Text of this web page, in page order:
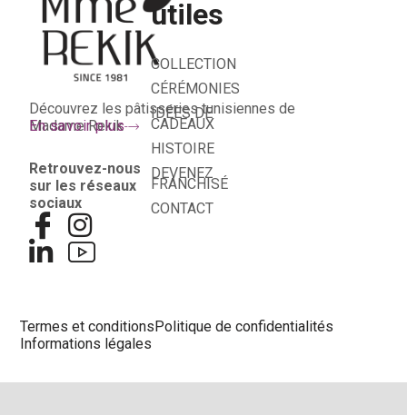
Découvrez les pâtisseries tunisiennes de
Madame Rekik
En savoir plus
Retrouvez-nous
sur les réseaux
sociaux
utiles
COLLECTION
CÉRÉMONIES
IDÉES DE
CADEAUX
HISTOIRE
DEVENEZ
FRANCHISÉ
CONTACT
Termes et conditionsPolitique de confidentialités
Informations légales